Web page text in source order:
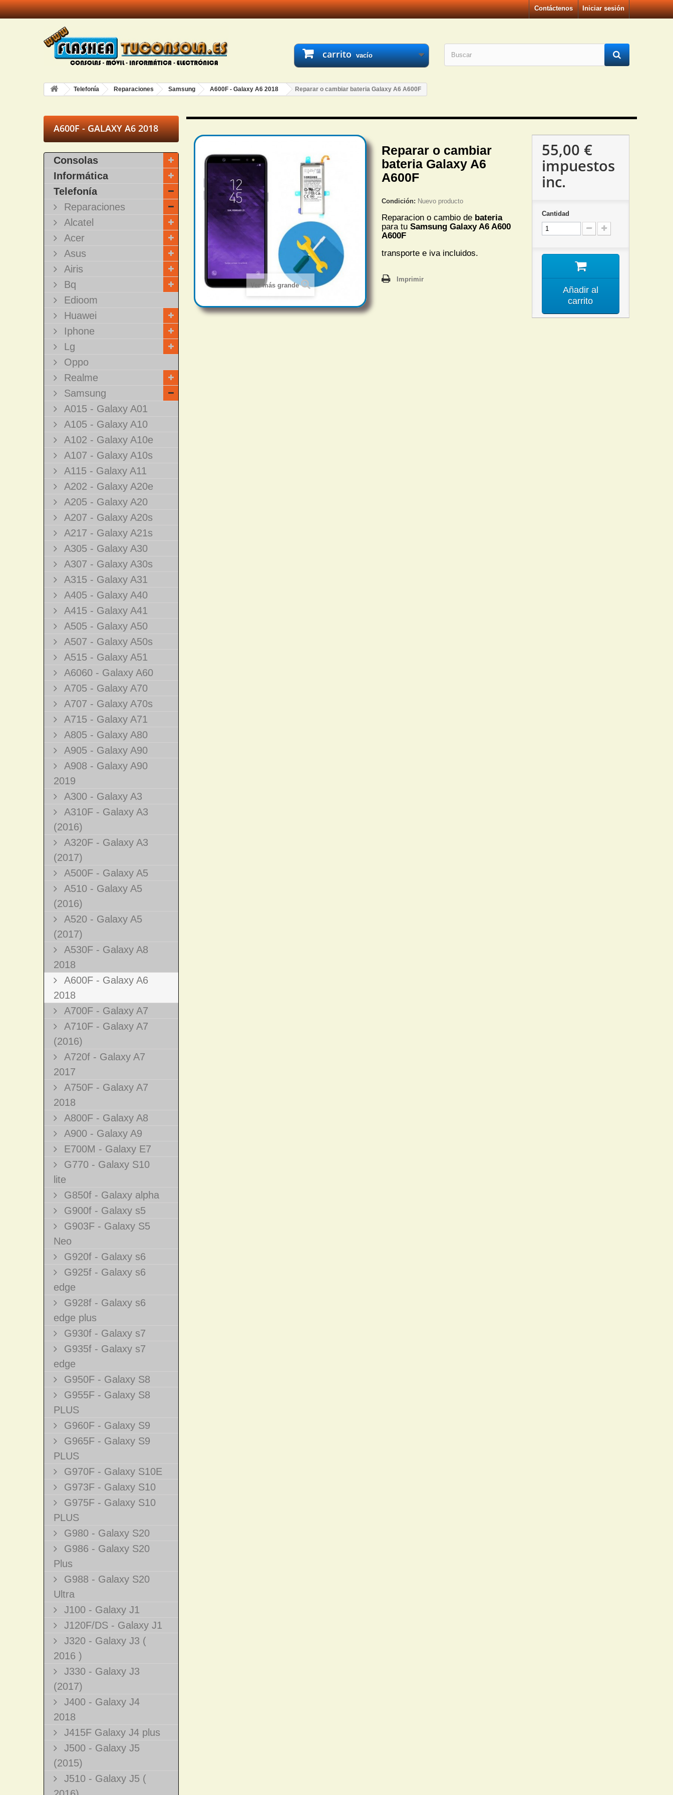
Iniciar sesión
Contáctenos
carrito vacío
Telefonía Reparaciones Samsung A600F - Galaxy A6 2018 Reparar o cambiar bateria Galaxy A6 A600F
A600F - GALAXY A6 2018
Consolas
Informática
Telefonía
Reparaciones
Alcatel
Acer
Asus
Airis
Bq
Edioom
Huawei
Iphone
Lg
Oppo
Realme
Samsung
A015 - Galaxy A01
A105 - Galaxy A10
A102 - Galaxy A10e
A107 - Galaxy A10s
A115 - Galaxy A11
A202 - Galaxy A20e
A205 - Galaxy A20
A207 - Galaxy A20s
A217 - Galaxy A21s
A305 - Galaxy A30
A307 - Galaxy A30s
A315 - Galaxy A31
A405 - Galaxy A40
A415 - Galaxy A41
A505 - Galaxy A50
A507 - Galaxy A50s
A515 - Galaxy A51
A6060 - Galaxy A60
A705 - Galaxy A70
A707 - Galaxy A70s
A715 - Galaxy A71
A805 - Galaxy A80
A905 - Galaxy A90
A908 - Galaxy A90
2019
A300 - Galaxy A3
A310F - Galaxy A3
(2016)
A320F - Galaxy A3
(2017)
A500F - Galaxy A5
A510 - Galaxy A5
(2016)
A520 - Galaxy A5
(2017)
A530F - Galaxy A8
2018
A600F - Galaxy A6
2018
A700F - Galaxy A7
A710F - Galaxy A7
(2016)
A720f - Galaxy A7
2017
A750F - Galaxy A7
2018
A800F - Galaxy A8
A900 - Galaxy A9
E700M - Galaxy E7
G770 - Galaxy S10
lite
G850f - Galaxy alpha
G900f - Galaxy s5
G903F - Galaxy S5
Neo
G920f - Galaxy s6
G925f - Galaxy s6
edge
G928f - Galaxy s6
edge plus
G930f - Galaxy s7
G935f - Galaxy s7
edge
G950F - Galaxy S8
G955F - Galaxy S8
PLUS
G960F - Galaxy S9
G965F - Galaxy S9
PLUS
G970F - Galaxy S10E
G973F - Galaxy S10
G975F - Galaxy S10
PLUS
G980 - Galaxy S20
G986 - Galaxy S20
Plus
G988 - Galaxy S20
Ultra
J100 - Galaxy J1
J120F/DS - Galaxy J1
J320 - Galaxy J3 (
2016 )
J330 - Galaxy J3
(2017)
J400 - Galaxy J4
2018
J415F Galaxy J4 plus
J500 - Galaxy J5
(2015)
J510 - Galaxy J5 (
Ver más grande
Reparar o cambiar
bateria Galaxy A6
A600F
Condición: Nuevo producto
Reparacion o cambio de bateria
para tu Samsung Galaxy A6 A600
A600F
transporte e iva incluidos.
Imprimir
55,00 €
impuestos
inc.
Cantidad
Añadir al
carrito